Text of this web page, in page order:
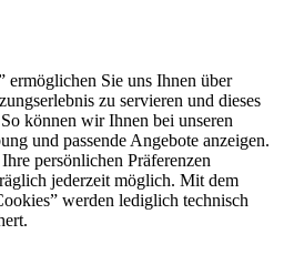
Sie uns Ihnen über
zu servieren und dieses
können wir Ihnen bei unseren
und passende Angebote anzeigen.
persönlichen Präferenzen
jederzeit möglich. Mit dem
werden lediglich technisch